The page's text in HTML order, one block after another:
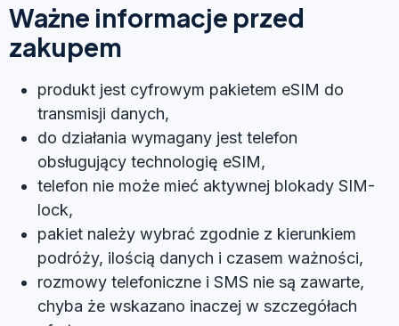
Ważne informacje przed
zakupem
produkt jest cyfrowym pakietem eSIM do
transmisji danych,
do działania wymagany jest telefon
obsługujący technologię eSIM,
telefon nie może mieć aktywnej blokady SIM-
lock,
pakiet należy wybrać zgodnie z kierunkiem
podróży, ilością danych i czasem ważności,
rozmowy telefoniczne i SMS nie są zawarte,
chyba że wskazano inaczej w szczegółach